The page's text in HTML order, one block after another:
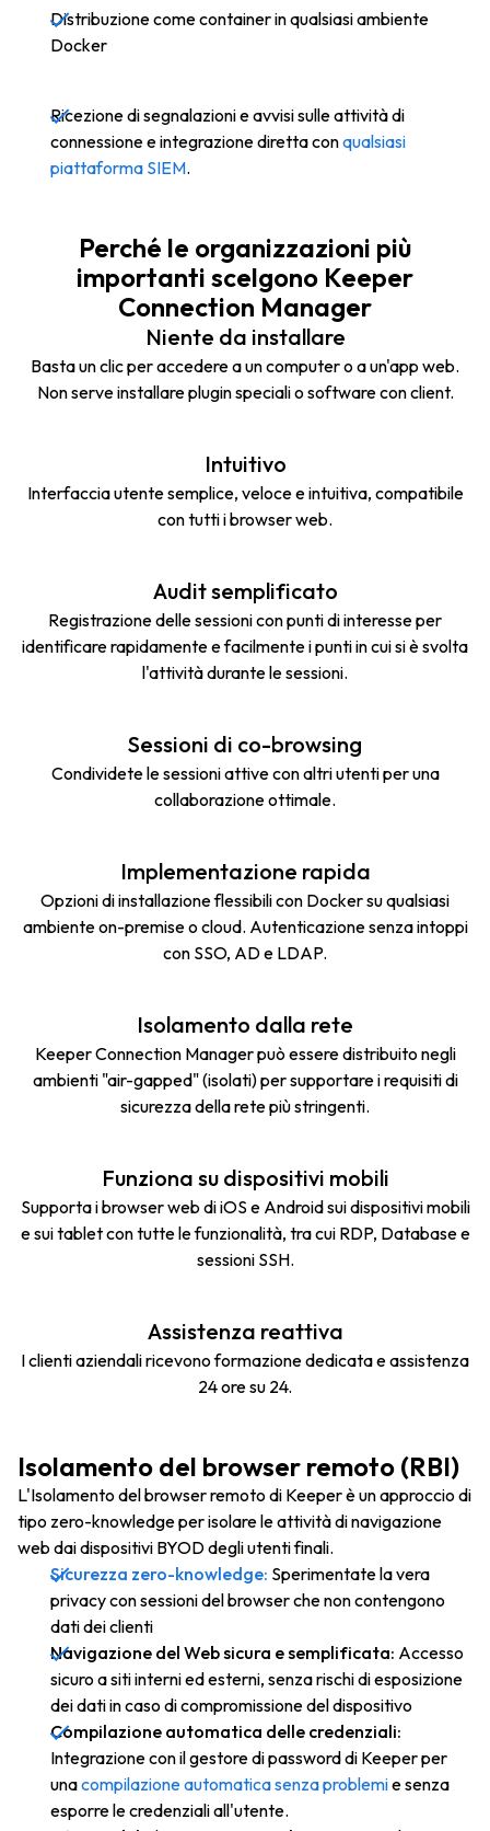
Distribuzione come container in qualsiasi ambiente
Docker
Ricezione di segnalazioni e avvisi sulle attività di
connessione e integrazione diretta conqualsiasi
piattaforma SIEM.
Perché le organizzazioni più
importanti scelgono Keeper
Connection Manager
Niente da installare
Basta un clic per accedere a un computer o a un'app web.
Non serve installare plugin speciali o software con client.
Intuitivo
Interfaccia utente semplice, veloce e intuitiva, compatibile
con tutti i browser web.
Audit semplificato
Registrazione delle sessioni con punti di interesse per
identificare rapidamente e facilmente i punti in cui si è svolta
l'attività durante le sessioni.
Sessioni di co-browsing
Condividete le sessioni attive con altri utenti per una
collaborazione ottimale.
Implementazione rapida
Opzioni di installazione flessibili con Docker su qualsiasi
ambiente on-premise o cloud. Autenticazione senza intoppi
con SSO, AD e LDAP.
Isolamento dalla rete
Keeper Connection Manager può essere distribuito negli
ambienti "air-gapped" (isolati) per supportare i requisiti di
sicurezza della rete più stringenti.
Funziona su dispositivi mobili
Supporta i browser web di iOS e Android sui dispositivi mobili
e sui tablet con tutte le funzionalità, tra cui RDP, Database e
sessioni SSH.
Assistenza reattiva
I clienti aziendali ricevono formazione dedicata e assistenza
24 ore su 24.
Isolamento del browser remoto (RBI)
L'Isolamento del browser remoto di Keeper è un approccio di
tipo zero-knowledge per isolare le attività di navigazione
web dai dispositivi BYOD degli utenti finali.
Sicurezza zero-knowledge: Sperimentate la vera
privacy con sessioni del browser che non contengono
dati dei clienti
Navigazione del Web sicura e semplificata: Accesso
sicuro a siti interni ed esterni, senza rischi di esposizione
dei dati in caso di compromissione del dispositivo
Compilazione automatica delle credenziali:
Integrazione con il gestore di password di Keeper per
unacompilazione automatica senza problemie senza
esporre le credenziali all'utente.